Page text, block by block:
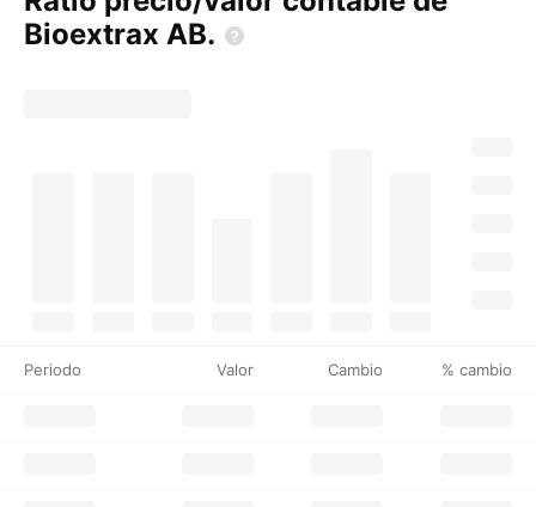
Bioextrax AB.
Periodo Valor Cambio % cambio